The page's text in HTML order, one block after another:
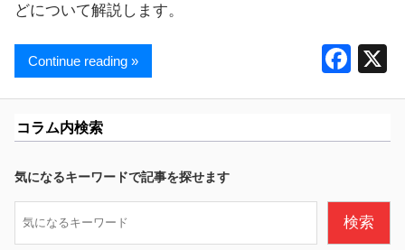
どについて解説します。
F
e
o
o
Continue reading »
コラム内検索
気になるキーワードで記事を探せます
索
検索